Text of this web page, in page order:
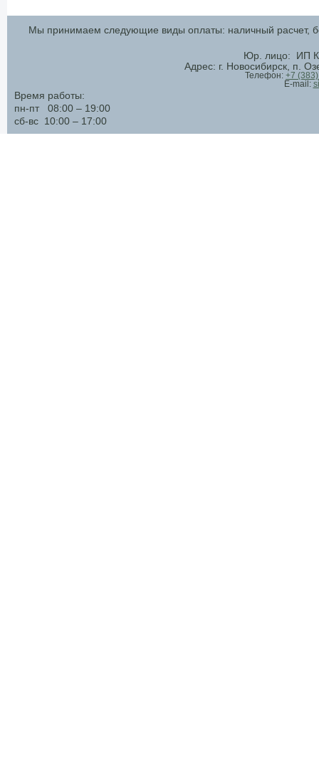
Мы принимаем следующие виды оплаты: наличный расчет,
Юр. лицо: ИП
Адрес: г. Новосибирск, п.
Телефон: +7
E-mail:
Время работы:
пн-пт 08:00 – 19:00
сб-вс 10:00 – 17:00